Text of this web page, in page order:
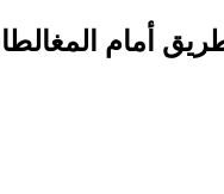
أمام